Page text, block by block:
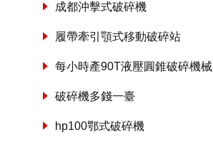
成都沖擊式破碎機
履帶牽引顎式移動破碎站
每小時產90T液壓圓錐破碎機械
破碎機多錢一臺
hp100鄂式破碎機